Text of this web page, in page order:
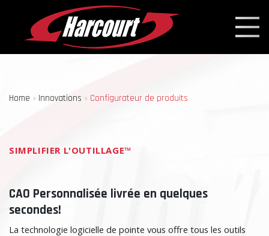
Home » Innovations » Configurateur de produits
SIMPLIFIER L'OUTILLAGE™
CAO Personnalisée livrée en quelques
secondes!
La technologie logicielle de pointe vous offre tous les outils